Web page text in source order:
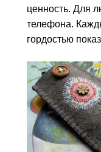
ценность. Для
телефона.
гордостью